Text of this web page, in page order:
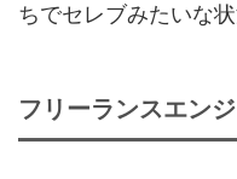
ちでセレブみたいな
フリーランスエン